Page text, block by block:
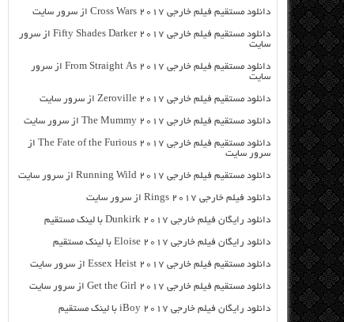
دانلود مستقیم فیلم خارجی Cross Wars 2017 از سرور سایت
دانلود مستقیم فیلم خارجی Fifty Shades Darker 2017 از سرور
سایت
دانلود مستقیم فیلم خارجی From Straight As 2017 از سرور
سایت
دانلود مستقیم فیلم خارجی Zeroville 2017 از سرور سایت
دانلود مستقیم فیلم خارجی The Mummy 2017 از سرور سایت
دانلود مستقیم فیلم خارجی The Fate of the Furious 2017 از
سرور سایت
دانلود مستقیم فیلم خارجی Running Wild 2017 از سرور سایت
دانلود فیلم خارجی Rings 2017 از سرور سایت
دانلود رایگان فیلم خارجی Dunkirk 2017 با لینک مستقیم
دانلود رایگان فیلم خارجی Eloise 2017 با لینک مستقیم
دانلود مستقیم فیلم خارجی Essex Heist 2017 از سرور سایت
دانلود مستقیم فیلم خارجی Get the Girl 2017 از سرور سایت
دانلود رایگان فیلم خارجی iBoy 2017 با لینک مستقیم